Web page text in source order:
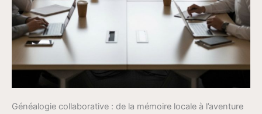
Généalogie collaborative : de la mémoire locale à l’aventure